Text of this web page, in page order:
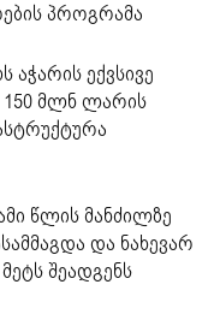
პროგრამა
აჭარის ექვსივე
150 მლნ ლარის
წლის მანძილზე
და ნახევარ
შეადგენს